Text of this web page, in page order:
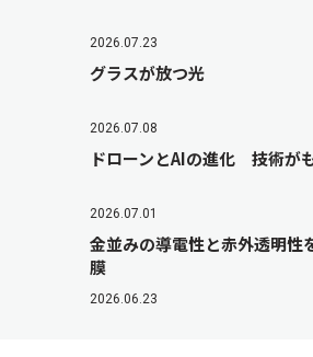
2026.07.23
グラスが放つ光
2026.07.08
ドローンとAIの進化 技術が
2026.07.01
金並みの導電性と赤外透明性
膜
2026.06.23